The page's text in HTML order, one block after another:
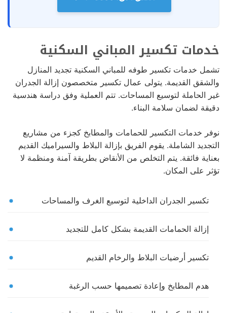
خدمات تكسير المباني السكنية
تشمل خدمات تكسير طوفه للمباني السكنية تجديد المنازل
والشقق القديمة. يتولى عمال تكسير متخصصون إزالة الجدران
غير الحاملة لتوسيع المساحات. تتم العملية وفق دراسة هندسية
دقيقة لضمان سلامة البناء.
نوفر خدمات التكسير للحمامات والمطابخ كجزء من مشاريع
التجديد الشاملة. يقوم الفريق بإزالة البلاط والسيراميك القديم
بعناية فائقة. يتم التخلص من الأنقاض بطريقة آمنة ومنظمة لا
تؤثر على المكان.
تكسير الجدران الداخلية لتوسيع الغرف والمساحات
إزالة الحمامات القديمة بشكل كامل للتجديد
تكسير أرضيات البلاط والرخام القديم
هدم المطابخ وإعادة تصميمها حسب الرغبة